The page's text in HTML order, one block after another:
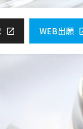
WEB出願